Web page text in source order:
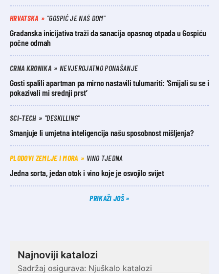
HRVATSKA "GOSPIĆ JE NAŠ DOM"
Građanska inicijativa traži da sanacija opasnog otpada u Gospiću
počne odmah
CRNA KRONIKA NEVJEROJATNO PONAŠANJE
Gosti spalili apartman pa mirno nastavili tulumariti: ‘Smijali su se i
pokazivali mi srednji prst’
SCI-TECH "DESKILLING"
Smanjuje li umjetna inteligencija našu sposobnost mišljenja?
PLODOVI ZEMLJE I MORA VINO TJEDNA
Jedna sorta, jedan otok i vino koje je osvojilo svijet
PRIKAŽI JOŠ